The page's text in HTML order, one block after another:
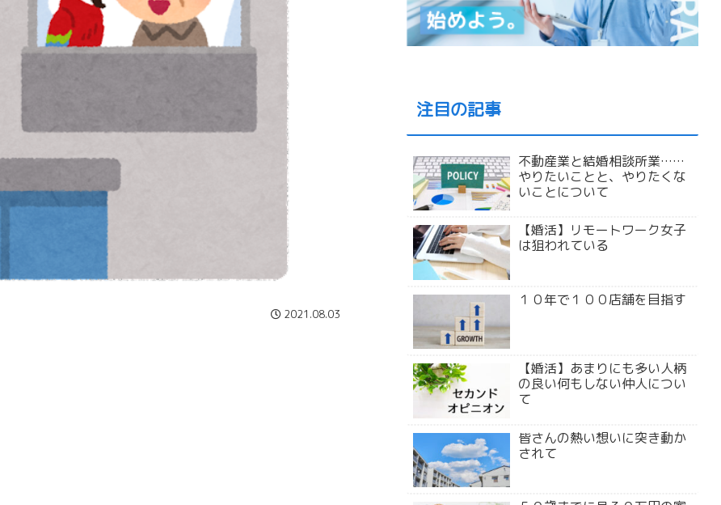
2021.08.03
注目の記事
不動産業と結婚相談所業……
やりたいことと、やりたくな
いことについて
【婚活】リモートワーク女子
は狙われている
１０年で１００店舗を目指す
【婚活】あまりにも多い人柄
の良い何もしない仲人につい
て
皆さんの熱い想いに突き動か
されて